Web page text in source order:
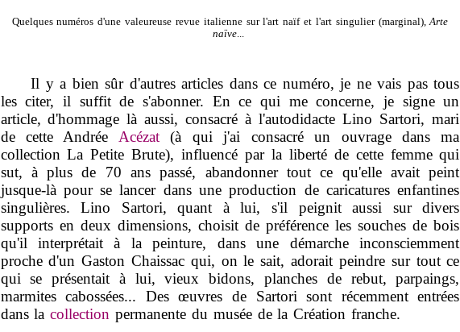
Quelques numéros d'une valeureuse revue italienne sur l'art naïf et l'art singulier (marginal),Arte
naïve...
Il y a bien sûr d'autres articles dans ce numéro, je ne vais pas tous
les citer, il suffit de s'abonner. En ce qui me concerne, je signe un
article, d'hommage là aussi, consacré à l'autodidacte Lino Sartori, mari
de cette Andrée Acézat(à qui j'ai consacré un ouvrage dans ma
collection La Petite Brute), influencé par la liberté de cette femme qui
sut, à plus de 70 ans passé, abandonner tout ce qu'elle avait peint
jusque-là pour se lancer dans une production de caricatures enfantines
singulières. Lino Sartori, quant à lui, s'il peignit aussi sur divers
supports en deux dimensions, choisit de préférence les souches de bois
qu'il interprétait à la peinture, dans une démarche inconsciemment
proche d'un Gaston Chaissac qui, on le sait, adorait peindre sur tout ce
qui se présentait à lui, vieux bidons, planches de rebut, parpaings,
marmites cabossées... Des œuvres de Sartori sont récemment entrées
dans lacollection permanente du musée de la Création franche.